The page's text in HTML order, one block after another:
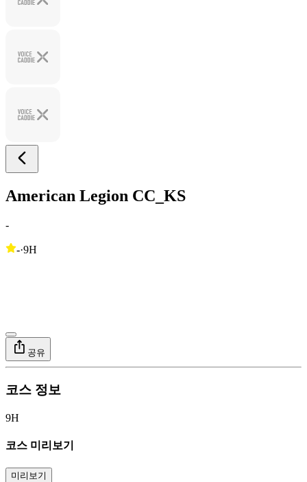
American Legion CC_KS
-
-·9H
공유
코스 정보
9H
코스 미리보기
미리보기